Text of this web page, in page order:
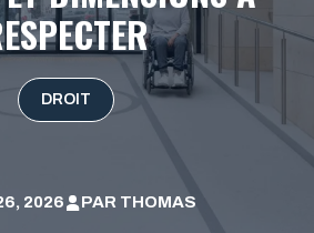
DROIT
2026 PAR THOMAS